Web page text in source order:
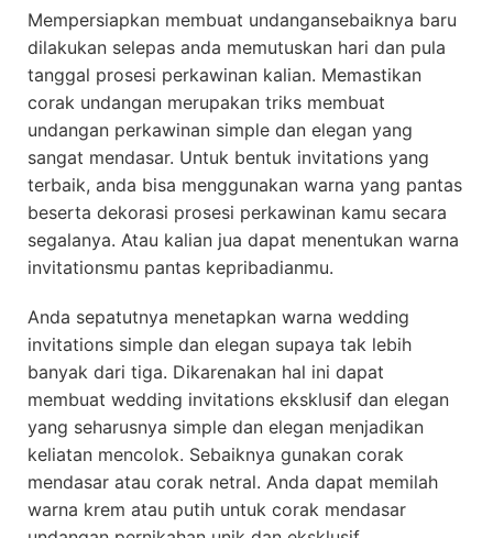
Mempersiapkan membuat undangansebaiknya baru
dilakukan selepas anda memutuskan hari dan pula
tanggal prosesi perkawinan kalian. Memastikan
corak undangan merupakan triks membuat
undangan perkawinan simple dan elegan yang
sangat mendasar. Untuk bentuk invitations yang
terbaik, anda bisa menggunakan warna yang pantas
beserta dekorasi prosesi perkawinan kamu secara
segalanya. Atau kalian jua dapat menentukan warna
invitationsmu pantas kepribadianmu.
Anda sepatutnya menetapkan warna wedding
invitations simple dan elegan supaya tak lebih
banyak dari tiga. Dikarenakan hal ini dapat
membuat wedding invitations eksklusif dan elegan
yang seharusnya simple dan elegan menjadikan
keliatan mencolok. Sebaiknya gunakan corak
mendasar atau corak netral. Anda dapat memilah
warna krem atau putih untuk corak mendasar